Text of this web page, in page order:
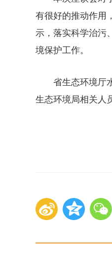
有很好的推动作用
示，落实科学治污
境保护工作。
省生态环境厅
生态环境局相关人